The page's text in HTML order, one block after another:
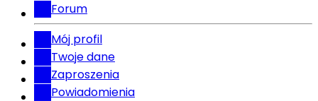
Forum
Mój profil
Twoje dane
Zaproszenia
Powiadomienia